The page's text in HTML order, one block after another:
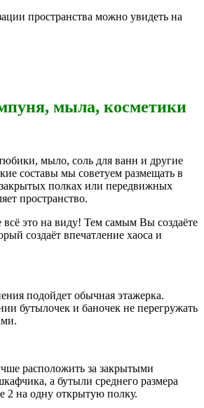
пространства можно увидеть на
мыла, косметики
мыло, соль для ванн и другие
составы мы советуем размещать в
полках или передвижных
пространство.
всё это на виду! Тем самым Вы создаёте
создаёт впечатление хаоса и
подойдет обычная этажерка.
бутылочек и баночек не перегружать
расположить за закрытыми
а бутыли среднего размера
2 на одну открытую полку.